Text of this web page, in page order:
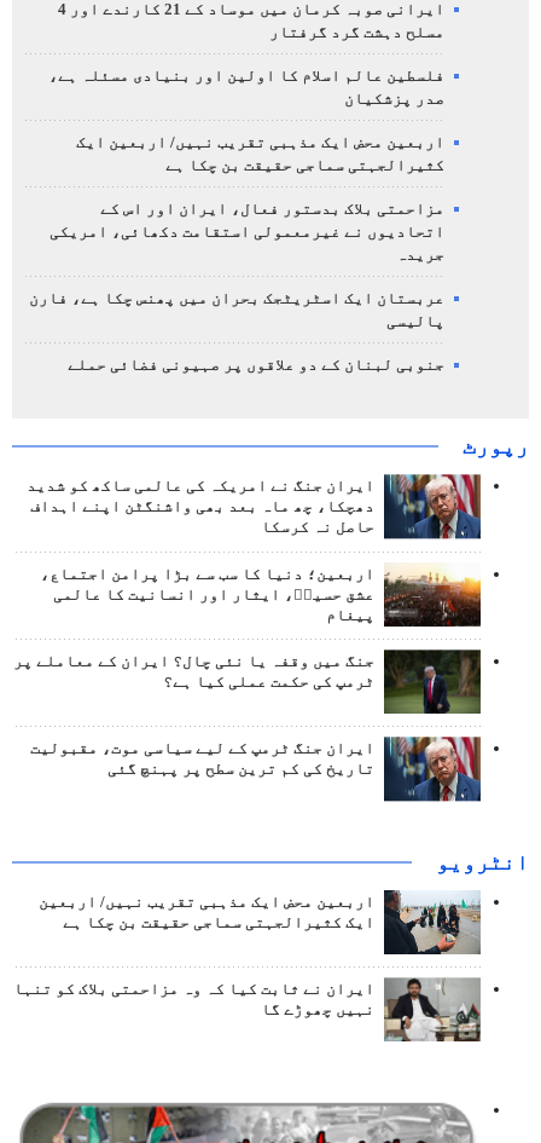
ایرانی صوبہ کرمان میں موساد کے 21 کارندے اور 4
مسلح دہشت گرد گرفتار
فلسطین عالم اسلام کا اولین اور بنیادی مسئلہ ہے،
صدر پزشکیان
اربعین محض ایک مذہبی تقریب نہیں/ اربعین ایک
کثیرالجہتی سماجی حقیقت بن چکا ہے
مزاحمتی بلاک بدستور فعال، ایران اور اس کے
اتحادیوں نے غیرمعمولی استقامت دکھائی، امریکی
جریدہ
عربستان ایک اسٹریٹجک بحران میں پھنس چکا ہے، فارن
پالیسی
جنوبی لبنان کے دو علاقوں پر صہیونی فضائی حملے
رپورٹ
ایران جنگ نے امریکہ کی عالمی ساکھ کو شدید
دھچکا، چھ ماہ بعد بھی واشنگٹن اپنے اہداف
حاصل نہ کرسکا
اربعین؛ دنیا کا سب سے بڑا پرامن اجتماع،
عشق حسینؑ، ایثار اور انسانیت کا عالمی
پیغام
جنگ میں وقفہ یا نئی چال؟ ایران کے معاملے پر
ٹرمپ کی حکمت عملی کیا ہے؟
ایران جنگ ٹرمپ کے لیے سیاسی موت، مقبولیت
تاریخ کی کم ترین سطح پر پہنچ گئی
انٹرويو
اربعین محض ایک مذہبی تقریب نہیں/ اربعین
ایک کثیرالجہتی سماجی حقیقت بن چکا ہے
ایران نے ثابت کیا کہ وہ مزاحمتی بلاک کو تنہا
نہیں چھوڑے گا